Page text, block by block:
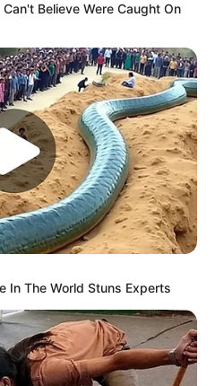
ΣΕΙΣΜΟΣ
Believe Were Caught On
In The World Stuns Experts